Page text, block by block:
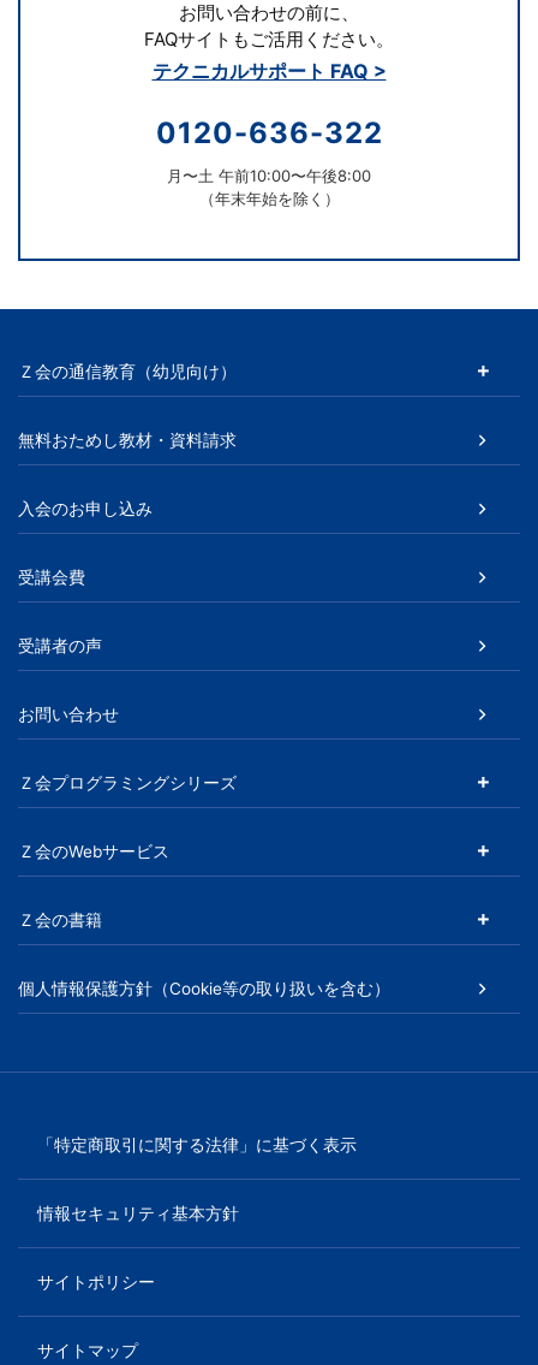
お問い合わせの前に、
FAQサイトもご活用ください。
テクニカルサポート FAQ >
0120-636-322
月〜土 午前10:00〜午後8:00
（年末年始を除く）
Ｚ会の通信教育（幼児向け）
無料おためし教材・資料請求
入会のお申し込み
受講会費
受講者の声
お問い合わせ
Ｚ会プログラミングシリーズ
Ｚ会のWebサービス
Ｚ会の書籍
個人情報保護方針（Cookie等の取り扱いを含む）
「特定商取引に関する法律」に基づく表示
情報セキュリティ基本方針
サイトポリシー
サイトマップ